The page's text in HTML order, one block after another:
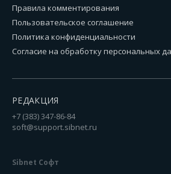
Правила комментирования
Пользовательское соглашение
Политика конфиденциальности
Согласие на обработку персональных
РЕДАКЦИЯ
+7 (383) 347-86-84
soft@support.sibnet.ru
Sibnet Софт